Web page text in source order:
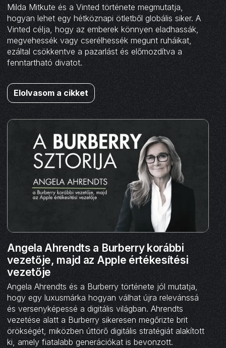
Milda Mitkute és a Vinted története megmutatja,
hogyan lehet egy hétköznapi ötletből globális siker. A
Vinted célja, hogy az emberek könnyen eladhassák,
megvehessék vagy cserélhessék megunt ruháikat,
ezáltal csökkentve a pazarlást és előmozdítva a
fenntartható divatot.
Elolvasom a cikket
Angela Ahrendts a Burberry korábbi
vezetője, majd az Apple értékesítési
vezetője
Angela Ahrendts és a Burberry története jól mutatja,
hogy egy luxusmárka hogyan válhat újra relevánssá
és versenyképessé a digitális világban. Ahrendts
vezetése alatt a Burberry sikeresen megőrizte brit
örökségét, miközben úttörő digitális stratégiát alakított
ki, amely fiatalabb generációkat is bevonzott.